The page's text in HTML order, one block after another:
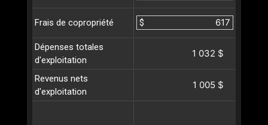
Frais de copropriété $
Dépenses totales
d'exploitation
1 032 $
Revenus nets
d'exploitation
1 005 $